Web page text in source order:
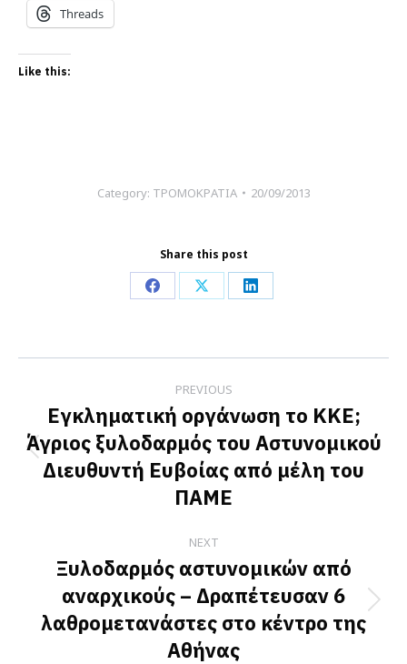
Threads
Like this:
Category: ΤΡΟΜΟΚΡΑΤΙΑ 20/09/2013
Share this post
Share
Facebook
Share
X
Share
LinkedIn
navigation
PREVIOUS
Previous
post:
Εγκληματική οργάνωση το KKE;
Άγριος ξυλοδαρμός του Αστυνομικού
Διευθυντή Ευβοίας από μέλη του
ΠΑΜΕ
NEXT
Next
post:
Ξυλοδαρμός αστυνομικών από
αναρχικούς – Δραπέτευσαν 6
λαθρομετανάστες στο κέντρο της
Αθήνας